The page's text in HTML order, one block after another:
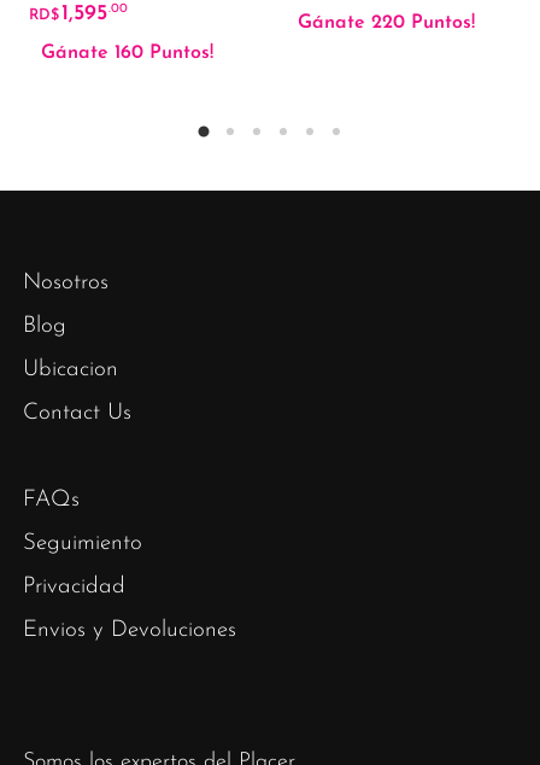
RD$ 1,595.00
Gánate 160 Puntos!
Gánate 220 Puntos!
Nosotros
Blog
Ubicacion
Contact Us
FAQs
Seguimiento
Privacidad
Envios y Devoluciones